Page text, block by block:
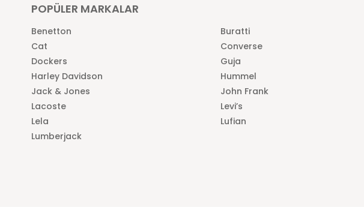
POPÜLER MARKALAR
Benetton
Buratti
Cat
Converse
Dockers
Guja
Harley Davidson
Hummel
Jack & Jones
John Frank
Lacoste
Levi’s
Lela
Lufian
Lumberjack